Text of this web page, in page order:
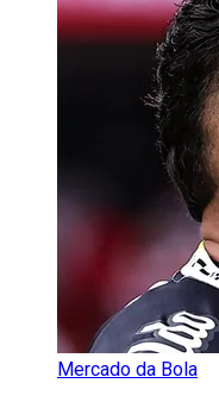
Mercado da Bola